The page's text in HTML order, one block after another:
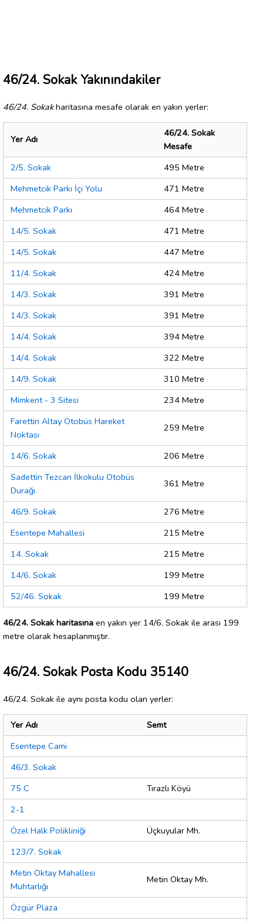
46/24. Sokak Yakınındakiler
46/24. Sokakharitasına mesafe olarak en yakın yerler:
Yer Adı
46/24. Sokak
Mesafe
2/5. Sokak
495 Metre
Mehmetcik Parkı İçi Yolu
471 Metre
Mehmetcik Parkı
464 Metre
14/5. Sokak
471 Metre
14/5. Sokak
447 Metre
11/4. Sokak
424 Metre
14/3. Sokak
391 Metre
14/3. Sokak
391 Metre
14/4. Sokak
394 Metre
14/4. Sokak
322 Metre
14/9. Sokak
310 Metre
Mimkent - 3 Sitesi
234 Metre
Farettin Altay Otobüs Hareket
Noktası
259 Metre
14/6. Sokak
206 Metre
Sadettin Tezcan İlkokulu Otobüs
Durağı
361 Metre
46/9. Sokak
276 Metre
Esentepe Mahallesi
215 Metre
14. Sokak
215 Metre
14/6. Sokak
199 Metre
52/46. Sokak
199 Metre
46/24. Sokak haritasına en yakın yer 14/6. Sokak ile arası 199
metre olarak hesaplanmıştır.
46/24. Sokak Posta Kodu 35140
46/24. Sokak ile aynı posta kodu olan yerler:
Yer Adı
Semt
Esentepe Cami
46/3. Sokak
75 C
Tırazlı Köyü
2-1
Özel Halk Polikliniği
Üçkuyular Mh.
123/7. Sokak
Metin Oktay Mahallesi
Muhtarlığı
Metin Oktay Mh.
Özgür Plaza